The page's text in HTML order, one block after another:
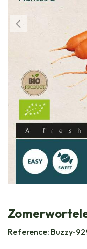
Reference: Buzzy-